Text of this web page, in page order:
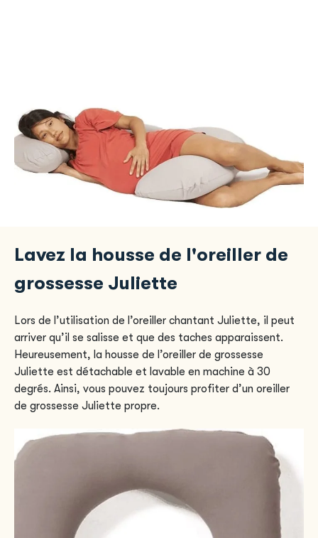
Lavez la housse de l'oreiller de
grossesse Juliette
Lors de l’utilisation de l’oreiller chantant Juliette, il peut
arriver qu’il se salisse et que des taches apparaissent.
Heureusement, la housse de l’oreiller de grossesse
Juliette est détachable et lavable en machine à 30
degrés. Ainsi, vous pouvez toujours profiter d’un oreiller
de grossesse Juliette propre.